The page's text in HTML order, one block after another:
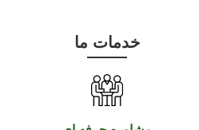
خدمات ما